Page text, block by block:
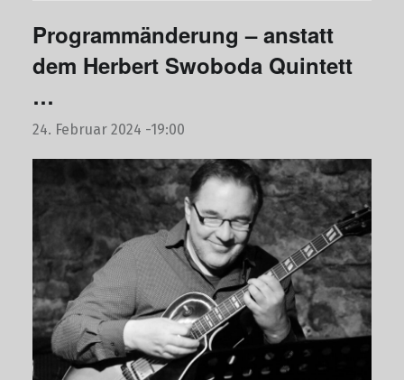
Programmänderung – anstatt
dem Herbert Swoboda Quintett
…
24. Februar 2024 -19:00